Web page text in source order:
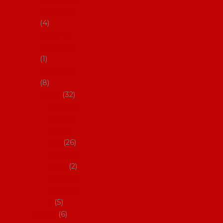
4
1
8
32
26
2
5
6